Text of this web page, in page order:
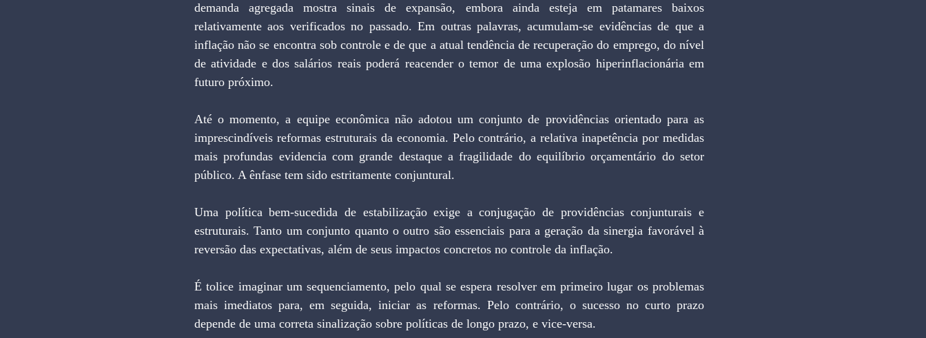
demanda agregada mostra sinais de expansão, embora ainda esteja em patamares baixos
relativamente aos verificados no passado. Em outras palavras, acumulam-se evidências de que a
inflação não se encontra sob controle e de que a atual tendência de recuperação do emprego, do nível
de atividade e dos salários reais poderá reacender o temor de uma explosão hiperinflacionária em
futuro próximo.
Até o momento, a equipe econômica não adotou um conjunto de providências orientado para as
imprescindíveis reformas estruturais da economia. Pelo contrário, a relativa inapetência por medidas
mais profundas evidencia com grande destaque a fragilidade do equilíbrio orçamentário do setor
público. A ênfase tem sido estritamente conjuntural.
Uma política bem-sucedida de estabilização exige a conjugação de providências conjunturais e
estruturais. Tanto um conjunto quanto o outro são essenciais para a geração da sinergia favorável à
reversão das expectativas, além de seus impactos concretos no controle da inflação.
É tolice imaginar um sequenciamento, pelo qual se espera resolver em primeiro lugar os problemas
mais imediatos para, em seguida, iniciar as reformas. Pelo contrário, o sucesso no curto prazo
depende de uma correta sinalização sobre políticas de longo prazo, e vice-versa.